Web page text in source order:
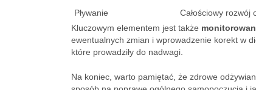
Pływanie
Całościowy rozwój
Kluczowym elementem jest także
ewentualnych zmian i wprowadzenie korekt w
które prowadziły do nadwagi.
Na koniec, warto pamiętać, że zdrowe